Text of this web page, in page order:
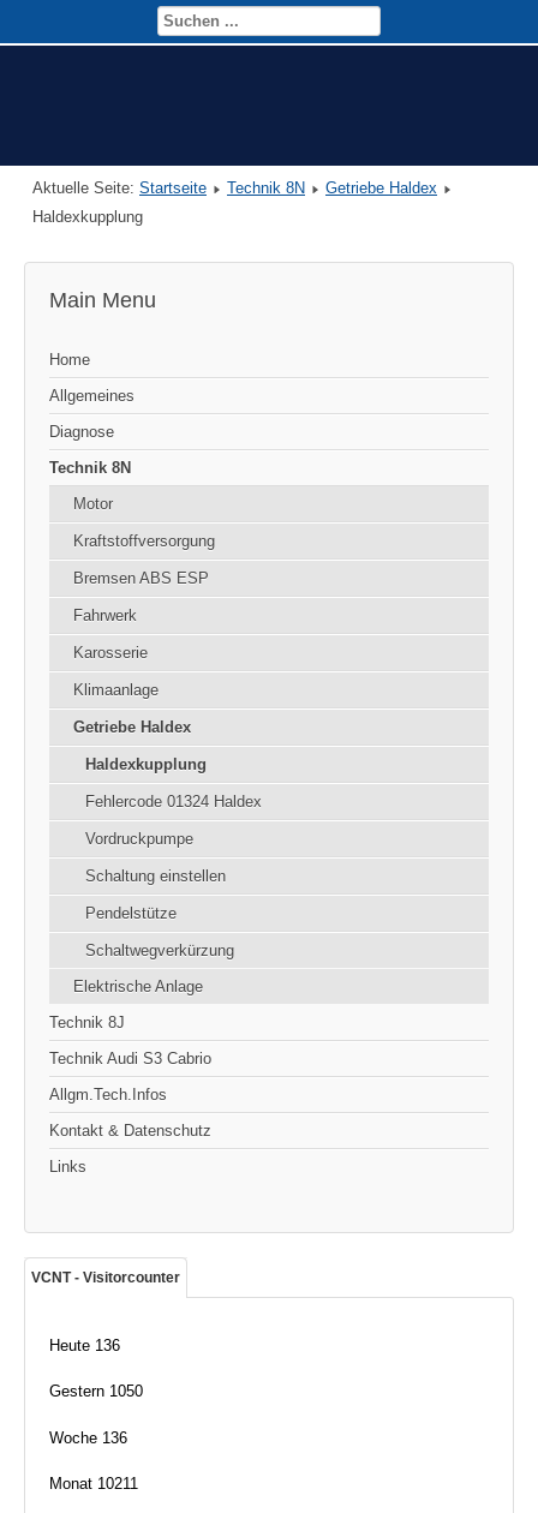
Aktuelle Seite: Startseite Technik 8N
Getriebe Haldex
Haldexkupplung
Main Menu
Home
Allgemeines
Diagnose
Technik 8N
Motor
Kraftstoffversorgung
Bremsen ABS ESP
Fahrwerk
Karosserie
Klimaanlage
Getriebe Haldex
Haldexkupplung
Fehlercode 01324 Haldex
Vordruckpumpe
Schaltung einstellen
Pendelstütze
Schaltwegverkürzung
Elektrische Anlage
Technik 8J
Technik Audi S3 Cabrio
Allgm.Tech.Infos
Kontakt & Datenschutz
Links
VCNT - Visitorcounter
Heute 136
Gestern 1050
Woche 136
Monat 10211